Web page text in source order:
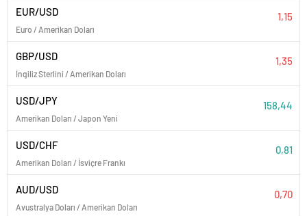
EUR/USD
Euro / Amerikan Doları
1,15
GBP/USD
İngiliz Sterlini / Amerikan Doları
1,35
USD/JPY
Amerikan Doları / Japon Yeni
158,44
USD/CHF
Amerikan Doları / İsviçre Frankı
0,81
AUD/USD
Avustralya Doları / Amerikan Doları
0,70